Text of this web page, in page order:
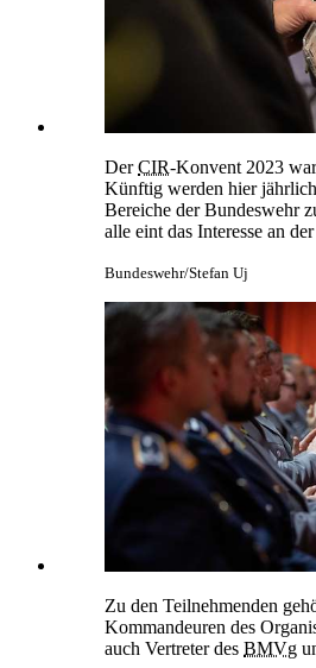
DerCIR-Konvent 2023
Künftig werden hier
Bereiche der Bundeswehr
alle eint das Interesse an
Bundeswehr/Stefan Uj
Zu den Teilnehmenden
Kommandeuren des
auch Vertreter des BMVg